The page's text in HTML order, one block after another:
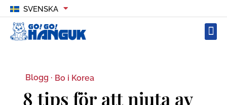
SVENSKA
Blogg · Bo i Korea
8 tips för att njuta av